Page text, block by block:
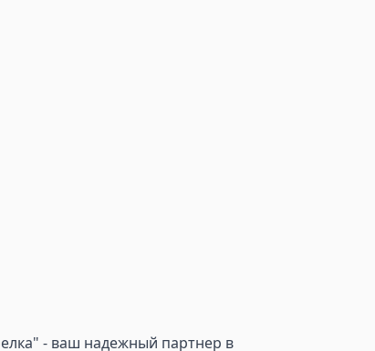
- ваш надежный партнер в